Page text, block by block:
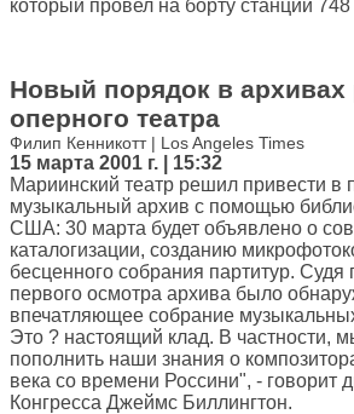
который провел на борту станции
Новый порядок в архивах
оперного театра
Филип Кенникотт | Los Angeles Times
15 марта 2001 г. | 15:32
Мариинский театр решил привести в
музыкальный архив с помощью
США: 30 марта будет объявлено о
каталогизации, созданию
бесценного собрания партитур. Судя
первого осмотра архива было
впечатляющее собрание
Это ? настоящий клад. В частности,
пополнить наши знания о
века со времени Россини", - говорит
Конгресса Джеймс Биллингтон.